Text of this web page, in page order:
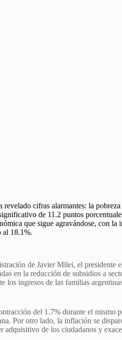
cifras alarmantes: la
de 11.2 puntos
que sigue agravándose, con
al 18.1%.
de Javier Milei, el presidente
en la reducción de subsidios a
los ingresos de las familias
del 1.7% durante el mismo
Por otro lado, la inflación se
adquisitivo de los ciudadanos y